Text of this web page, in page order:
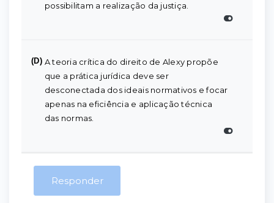
possibilitam a realização da justiça.
(D) A teoria crítica do direito de Alexy propõe
que a prática jurídica deve ser
desconectada dos ideais normativos e focar
apenas na eficiência e aplicação técnica
das normas.
Responder